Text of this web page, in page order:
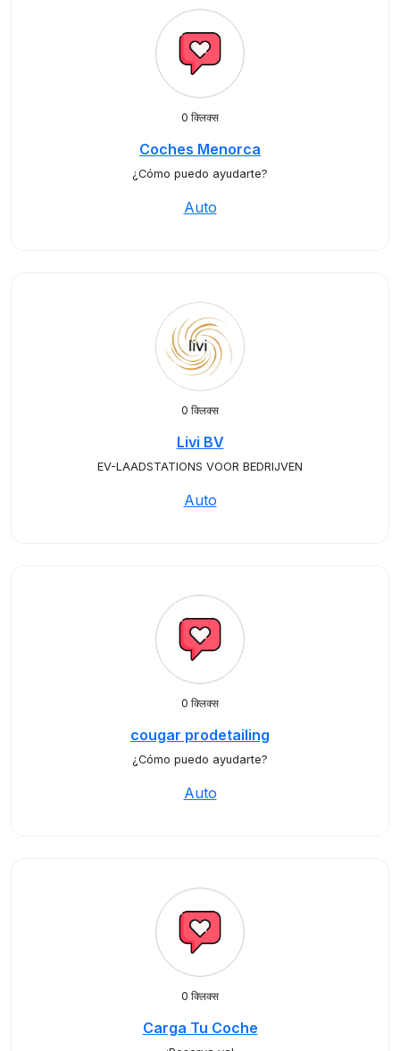
0 क्लिक्स
Coches Menorca
¿Cómo puedo ayudarte?
Auto
0 क्लिक्स
Livi BV
EV-LAADSTATIONS VOOR BEDRIJVEN
Auto
0 क्लिक्स
cougar prodetailing
¿Cómo puedo ayudarte?
Auto
0 क्लिक्स
Carga Tu Coche